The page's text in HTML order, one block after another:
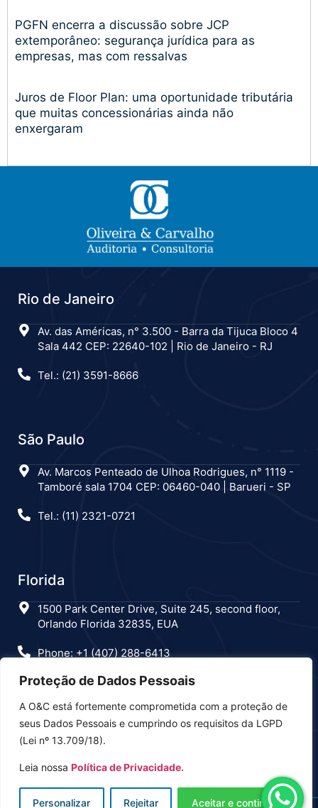
Proteção de Dados Pessoais
A O&C está fortemente comprometida com a proteção de
seus Dados Pessoais e cumprindo os requisitos da LGPD
(Lei nº 13.709/18).
Leia nossa Política de Privacidade.
Personalizar Rejeitar Aceitar e continuar
PGFN encerra a discussão sobre JCP
extemporâneo: segurança jurídica para as
empresas, mas com ressalvas
Juros de Floor Plan: uma oportunidade tributária
que muitas concessionárias ainda não
enxergaram
Rio de Janeiro
Av. das Américas, n° 3.500 - Barra da Tijuca Bloco 4
Sala 442 CEP: 22640-102 | Rio de Janeiro - RJ
Tel.: (21) 3591-8666
São Paulo
Av. Marcos Penteado de Ulhoa Rodrigues, n° 1119 -
Tamboré sala 1704 CEP: 06460-040 | Barueri - SP
Tel.: (11) 2321-0721
Florida
1500 Park Center Drive, Suite 245, second floor,
Orlando Florida 32835, EUA
Phone: +1 (407) 288-6413
Estamos nas redes sociais